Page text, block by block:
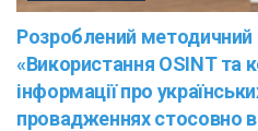
Розроблений методичний
«Використання OSINT та
інформації про
провадженнях стосовно